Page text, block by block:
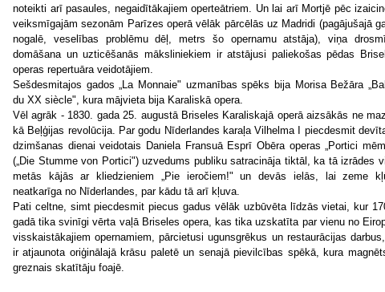
noteikti arī pasaules, negaidītākajiem operteātriem. Un lai arī Mortjē pēc
veiksmīgajām sezonām Parīzes operā vēlāk pārcēlās uz Madridi (pagājušajā
nogalē, veselības problēmu dēļ, metrs šo opernamu atstāja), viņa
domāšana un uzticēšanās māksliniekiem ir atstājusi paliekošas pēdas
operas repertuāra veidotājiem.
Sešdesmitajos gados „La Monnaie" uzmanības spēks bija Morisa Bežāra
du XX siècle", kura mājvieta bija Karaliskā opera.
Vēl agrāk - 1830. gada 25. augustā Briseles Karaliskajā operā aizsākās ne
kā Beļģijas revolūcija. Par godu Nīderlandes karaļa Vilhelma I piecdesmit
dzimšanas dienai veidotais Daniela Fransuā Esprī Obēra operas „Portici
(„Die Stumme von Portici") uzvedums publiku satracināja tiktāl, ka tā izrādes
metās kājās ar kliedzieniem „Pie ieročiem!" un devās ielās, lai zeme
neatkarīga no Nīderlandes, par kādu tā arī kļuva.
Pati celtne, simt piecdesmit piecus gadus vēlāk uzbūvēta līdzās vietai, kur
gadā tika svinīgi vērta vaļā Briseles opera, kas tika uzskatīta par vienu no
visskaistākajiem opernamiem, pārcietusi ugunsgrēkus un restaurācijas
ir atjaunota oriģinālajā krāsu paletē un senajā pievilcības spēkā, kura
greznais skatītāju foajē.